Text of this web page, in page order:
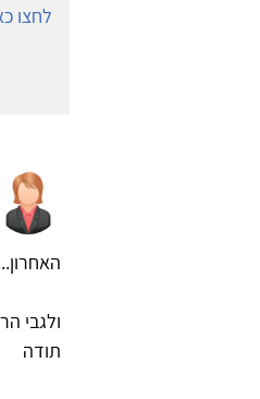
לחצו
ולגבי
תודה